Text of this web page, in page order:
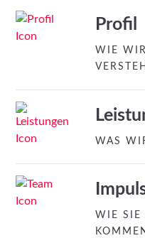
Impulse Profil
WIE
WAS
WIE SIE